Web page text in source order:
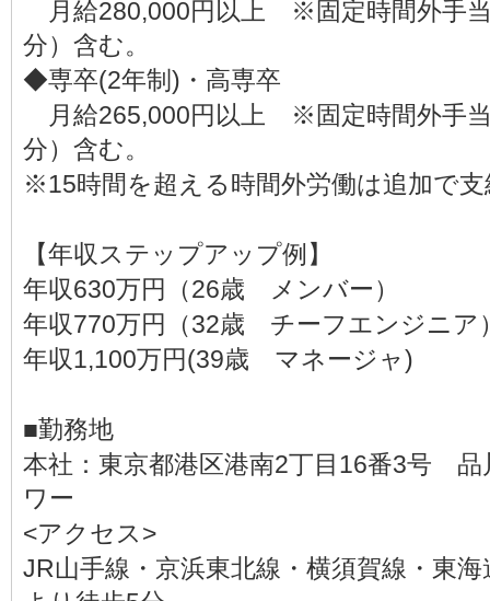
月給280,000円以上 ※固定時間外手当
分）含む。
◆専卒(2年制)・高専卒
月給265,000円以上 ※固定時間外手当
分）含む。
※15時間を超える時間外労働は追加で支
【年収ステップアップ例】
年収630万円（26歳 メンバー）
年収770万円（32歳 チーフエンジニア
年収1,100万円(39歳 マネージャ)
■勤務地
本社：東京都港区港南2丁目16番3号
ワー
<アクセス>
JR山手線・京浜東北線・横須賀線・東